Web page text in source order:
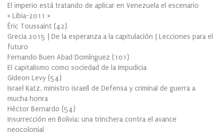
El imperio está tratando de aplicar en Venezuela el escenario
« Libia-2011 »
Éric Toussaint (42)
Grecia 2015 | De la esperanza a la capitulación | Lecciones para el
futuro
Fernando Buen Abad Domínguez (101 )
El capitalismo como sociedad de la Impudicia
Gideon Levy (54)
Israel Katz, ministro israelí de Defensa y criminal de guerra a
mucha honra
Héctor Bernardo (54)
Insurrección en Bolivia: una trinchera contra el avance
neocolonial